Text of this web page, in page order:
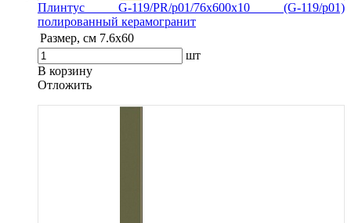
Плинтус G-119/PR/p01/76x600x10 (G-119/p01)
полированный керамогранит
Размер, см 7.6х60
шт
В корзину
Oтложить